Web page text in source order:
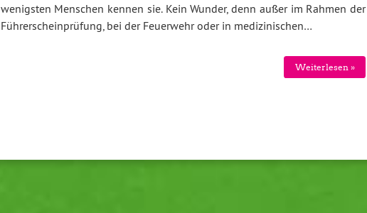
wenigsten Menschen kennen sie. Kein Wunder, denn außer im Rahmen der
Führerscheinprüfung, bei der Feuerwehr oder in medizinischen…
Weiterlesen »